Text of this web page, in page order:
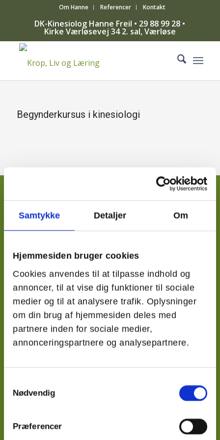
Samtykke Detaljer Om
Hjemmesiden bruger cookies
Cookies anvendes til at tilpasse indhold og
annoncer, til at vise dig funktioner til sociale
medier og til at analysere trafik. Oplysninger
om din brug af hjemmesiden deles med
partnere inden for sociale medier,
annonceringspartnere og analysepartnere.
Nødvendig
Præferencer
Om Hanne Referencer Kontakt
DK-Kinesiolog Hanne Freil • 29 88 99 28 •
Kirke Værløsevej 34 2. sal, Værløse
Begynderkursus i kinesiologi
KROP, LIV OG LÆRING
Hanne Freil hjælper børn og voksne via Kinesiologi
følelsesmæssige og fysiske områder.
GODT AT VIDE
Begynderkursus i kinesiologi februar 2024
Begynderkursus i kinesiologi
Indlæring og kinesiologi